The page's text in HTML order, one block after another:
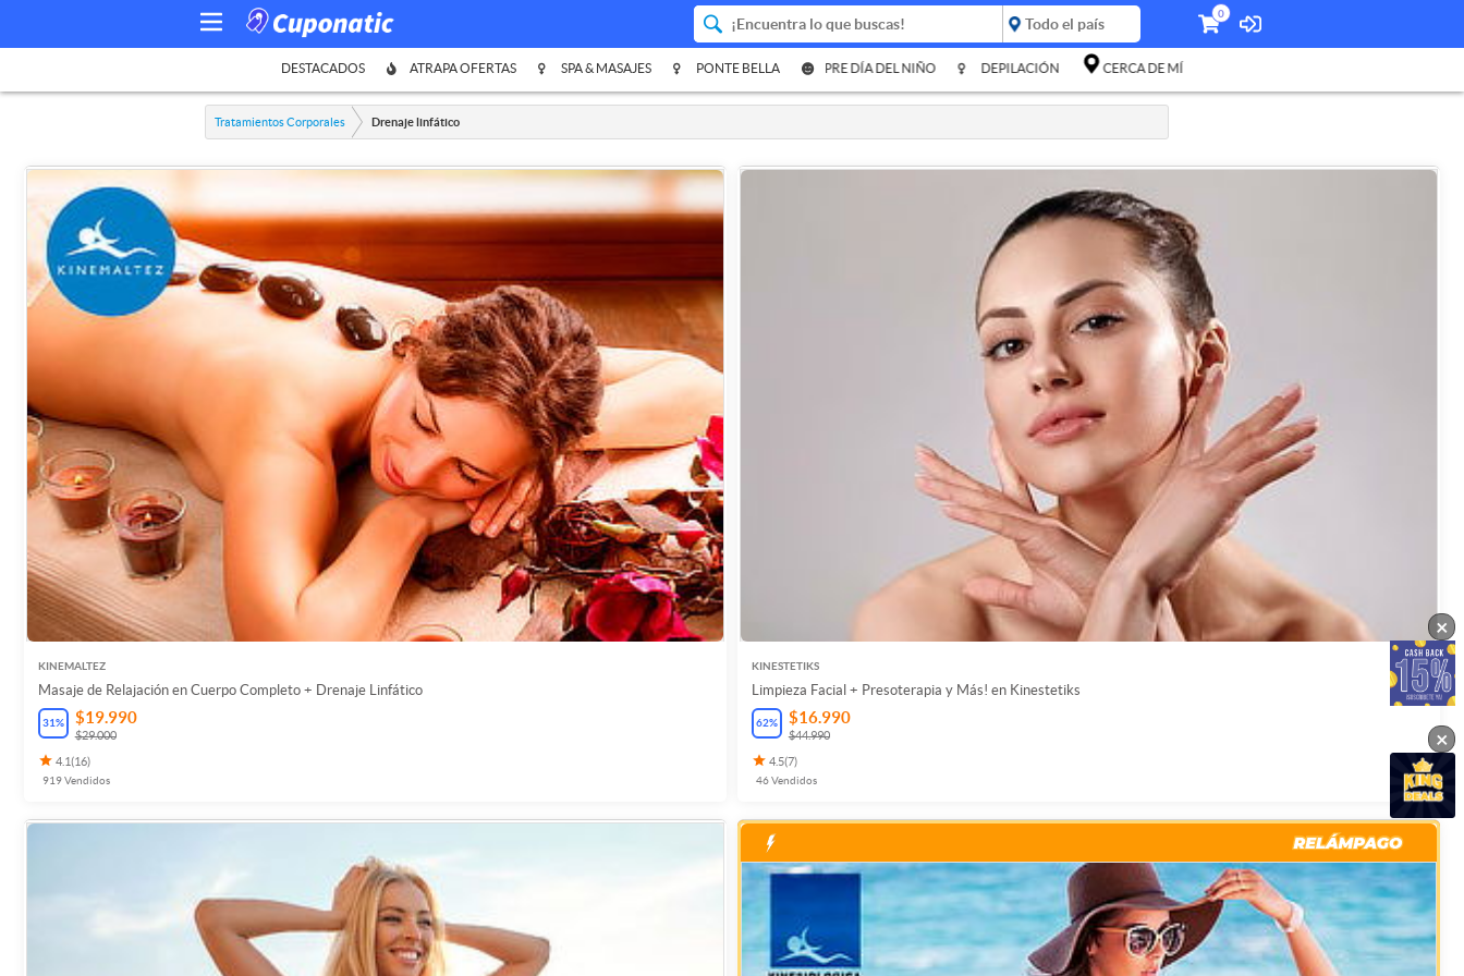
0
DESTACADOS ATRAPA OFERTAS SPA & MASAJES PONTE BELLA PRE DÍA DEL NIÑO DEPILACIÓN CERCA DE MÍ
Tratamientos Corporales Drenaje linfático
KINEMALTEZ
Masaje de Relajación en Cuerpo Completo + Drenaje Linfático
31% $19.990
$29.000
4.1(16)
919Vendidos
KINESTETIKS
Limpieza Facial + Presoterapia y Más! en Kinestetiks
62% $16.990
$44.990
4.5(7)
46Vendidos
×
×